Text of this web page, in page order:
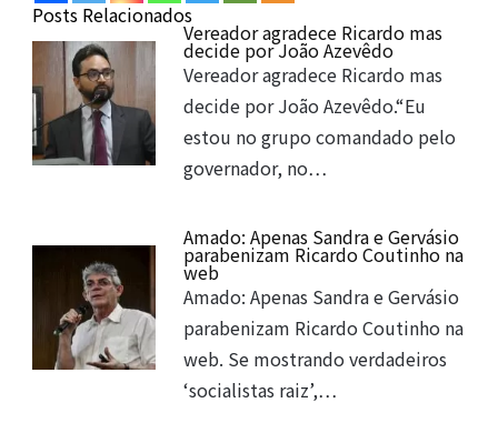
Posts Relacionados
Vereador agradece Ricardo mas
decide por João Azevêdo
Vereador agradece Ricardo mas
decide por João Azevêdo.“Eu
estou no grupo comandado pelo
governador, no…
Amado: Apenas Sandra e Gervásio
parabenizam Ricardo Coutinho na
web
Amado: Apenas Sandra e Gervásio
parabenizam Ricardo Coutinho na
web. Se mostrando verdadeiros
‘socialistas raiz’,…